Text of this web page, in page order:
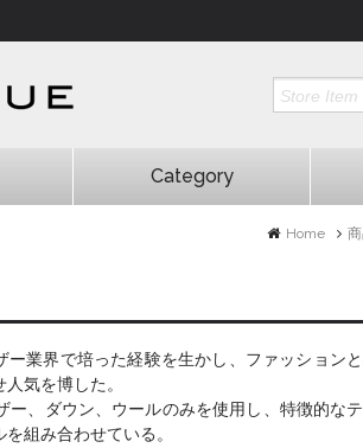
Category
Home
ー業界で培った経験を生かし、ファッション
気を博した。
、ダウン、ウールのみを使用し、特徴的な
組み合わせている。